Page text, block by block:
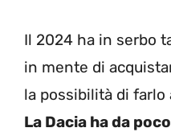
Il 2024 ha in serbo
in mente di
la possibilità di
La Dacia ha da